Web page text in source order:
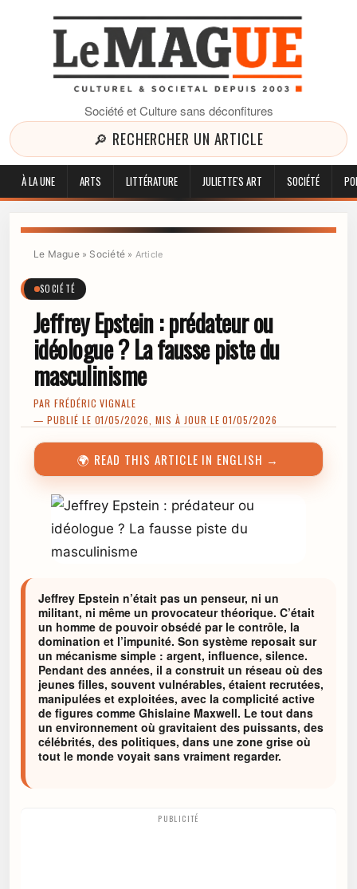
Société et Culture sans déconfitures
🔎 RECHERCHER UN ARTICLE
À LA UNE ARTS LITTÉRATURE JULIETTE'S ART SOCIÉTÉ
Le Mague» Société» Article
SOCIÉTÉ
Jeffrey Epstein : prédateur ou
idéologue ? La fausse piste du
masculinisme
PAR FRÉDÉRIC VIGNALE
— PUBLIÉ LE 01/05/2026, MIS À JOUR LE 01/05/2026
🌍 READ THIS ARTICLE IN ENGLISH →
Jeffrey Epstein n’était pas un penseur, ni un
militant, ni même un provocateur théorique. C’était
un homme de pouvoir obsédé par le contrôle, la
domination et l’impunité. Son système reposait sur
un mécanisme simple : argent, influence, silence.
Pendant des années, il a construit un réseau où des
jeunes filles, souvent vulnérables, étaient recrutées,
manipulées et exploitées, avec la complicité active
de figures comme Ghislaine Maxwell. Le tout dans
un environnement où gravitaient des puissants, des
célébrités, des politiques, dans une zone grise où
tout le monde voyait sans vraiment regarder.
PUBLICITÉ